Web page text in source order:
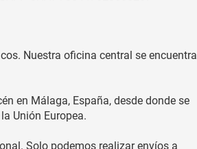
Nuestra oficina central se encuentra
en Málaga, España, desde donde se
Unión Europea.
Solo podemos realizar envíos a